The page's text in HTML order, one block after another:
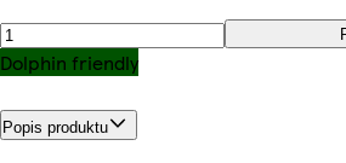
Dolphin friendly
Popis produktu